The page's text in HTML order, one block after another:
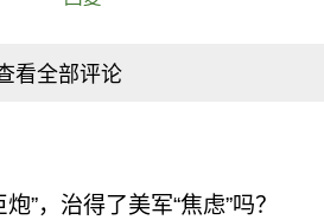
看全部评论
”，治得了美军“焦虑”吗？